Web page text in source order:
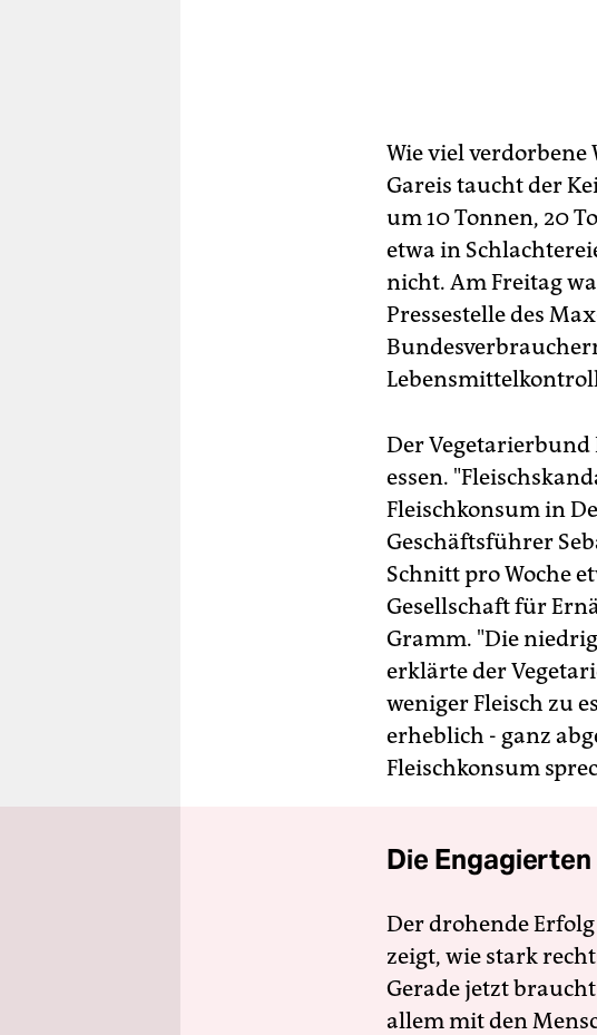
Wie viel
Gareis taucht der
um 10 Tonnen, 20
etwa in
nicht. Am Freitag
Pressestelle des
Der Vegetarierbund
essen.
Fleischkonsum in
Geschäftsführer
Schnitt pro Woche
Gesellschaft für
Gramm. "Die
erklärte der
weniger Fleisch zu
erheblich - ganz
Fleischkonsum
Die
Der drohende
zeigt, wie stark
Gerade jetzt
allem mit den